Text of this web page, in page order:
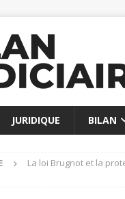
JURIDIQUE BILAN
La loi Brugnot et la